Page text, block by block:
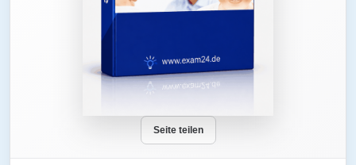
Seite teilen